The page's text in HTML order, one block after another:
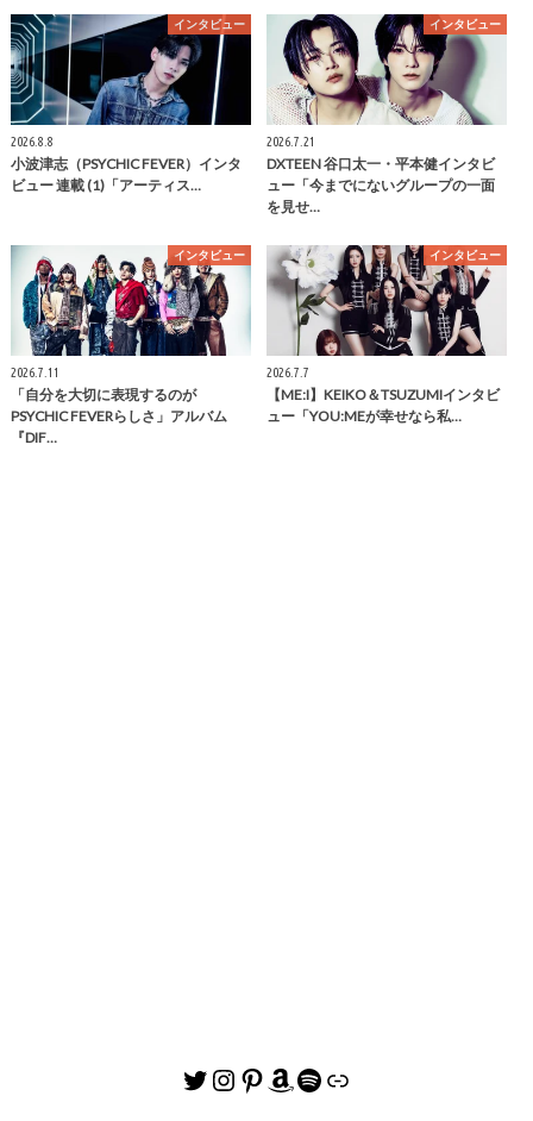
インタビュー
2026.8.8
小波津志（PSYCHIC FEVER）インタ
ビュー 連載 (1)「アーティス…
インタビュー
2026.7.21
DXTEEN 谷口太一・平本健インタビ
ュー「今までにないグループの一面
を見せ…
インタビュー
2026.7.11
「自分を大切に表現するのが
PSYCHIC FEVERらしさ」アルバム
『DIF…
インタビュー
2026.7.7
【ME:I】KEIKO＆TSUZUMIインタビ
ュー「YOU:MEが幸せなら私…
Twitter
Instagram
Pinterest
Amazon
Spotify
リンク